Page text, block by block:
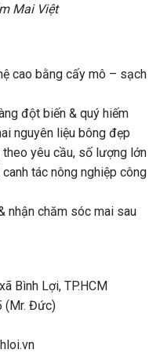
Mai Việt
cao bằng cấy mô – sạch
đột biến & quý hiếm
nguyên liệu bông đẹp
yêu cầu, số lượng lớn
tác nông nghiệp công
nhận chăm sóc mai sau
Bình Lợi, TP.HCM
(Mr. Đức)